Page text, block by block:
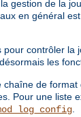
gestion de la
en général
contrôler
les
de
Pour une
.